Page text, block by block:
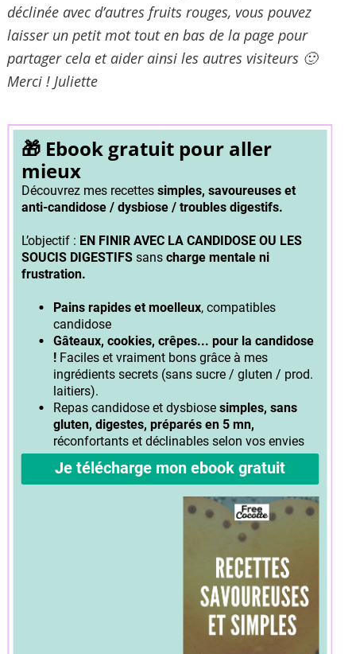
déclinée avec d’autres fruits rouges, vous pouvez
laisser un petit mot tout en bas de la page pour
partager cela et aider ainsi les autres visiteurs 🙂
Merci ! Juliette